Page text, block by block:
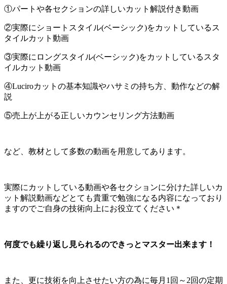
①パートや各セクションの詳しいカット解説付き動画
②実際にショートスタイル(ベーシック)をカットしているス
タイルカット動画
③実際にロングスタイル(ベーシック)をカットしているスタ
イルカット動画
④Luciroカットの基本知識やハサミの持ち方、動作などの解
説
⑤売上が上がる正しいカウンセリング方法動画
など、教材として多数の動画を用意してあります。
実際にカットしている動画や各セクションに分けた詳しいカ
ット解説動画などとても貴重で勉強になる内容になっており
ますのでご自身の技術向上にお役立てください＊
何度でも繰り返し見られるのできっとマスター出来ます！
また、更に技術を向上させたい方の為に毎月1回～2回の定期